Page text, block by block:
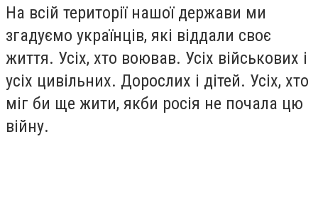
На всій території нашої держави ми
згадуємо українців, які віддали своє
життя. Усіх, хто воював. Усіх військових і
усіх цивільних. Дорослих і дітей. Усіх, хто
міг би ще жити, якби росія не почала цю
війну.